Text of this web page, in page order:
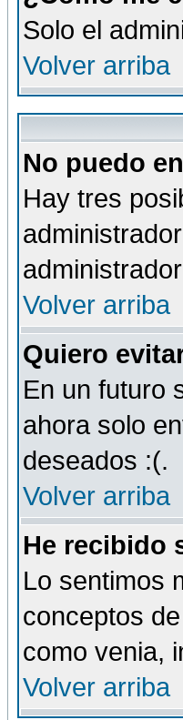
Solo el
Volver arriba
No puedo
Hay tres
Volver arriba
Quiero
En un futuro
ahora solo
deseados :(.
Volver arriba
He recibido
Lo sentimos
conceptos
como venia,
Volver arriba